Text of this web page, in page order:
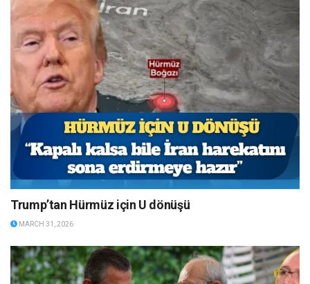
Trump’tan Hürmüz için U dönüşü
MARCH 31, 2026